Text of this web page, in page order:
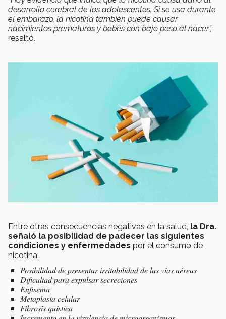
desarrollo cerebral de los adolescentes. Si se usa durante
el embarazo, la nicotina también puede causar
nacimientos prematuros y bebés con bajo peso al nacer”,
resaltó.
Entre otras consecuencias negativas en la salud, la Dra.
señaló la posibilidad de padecer las siguientes
condiciones y enfermedades por el consumo de
nicotina:
Posibilidad de presentar irritabilidad de las vías aéreas
Dificultad para expulsar secreciones
Enfisema
Metaplasia celular
Fibrosis quística